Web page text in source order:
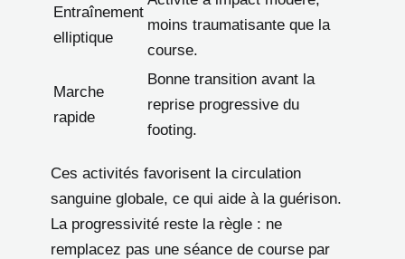
Entraînement
elliptique
moins traumatisante que la
course.
Marche
rapide
Bonne transition avant la
reprise progressive du
footing.
Ces activités favorisent la circulation
sanguine globale, ce qui aide à la guérison.
La progressivité reste la règle : ne
remplacez pas une séance de course par